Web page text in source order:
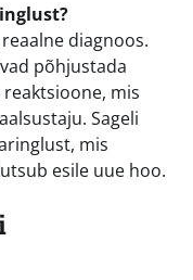
diagnoos.
põhjustada
mis
Sageli
mis
esile uue hoo.